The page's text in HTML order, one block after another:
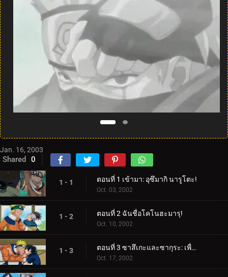
Jan. 16, 2003
Shared 0
1 - 1 ตอนที่ 1 เข้ามา: อุซึมากิ นารูโตะ!
Oct. 03, 2002
1 - 2 ตอนที่ 2 ฉันชื่อโคโนฮะมารุ!
Oct. 10, 2002
1 - 3 ตอนที่ 3 ซาสึเกะและซากุระ: เพื่อนหรือศัตรู?
Oct. 17, 2002